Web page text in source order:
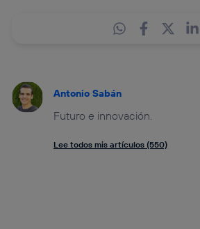
Antonio Sabán
Futuro e innovación.
Lee todos mis artículos (550)